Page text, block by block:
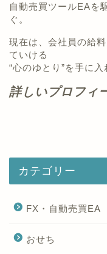
自動売買ツールEAを
ぐ。
現在は、会社員の給
ていける
“心のゆとり”を手に
詳しいプロフィ
カテゴリー
FX・自動売買EA
おせち